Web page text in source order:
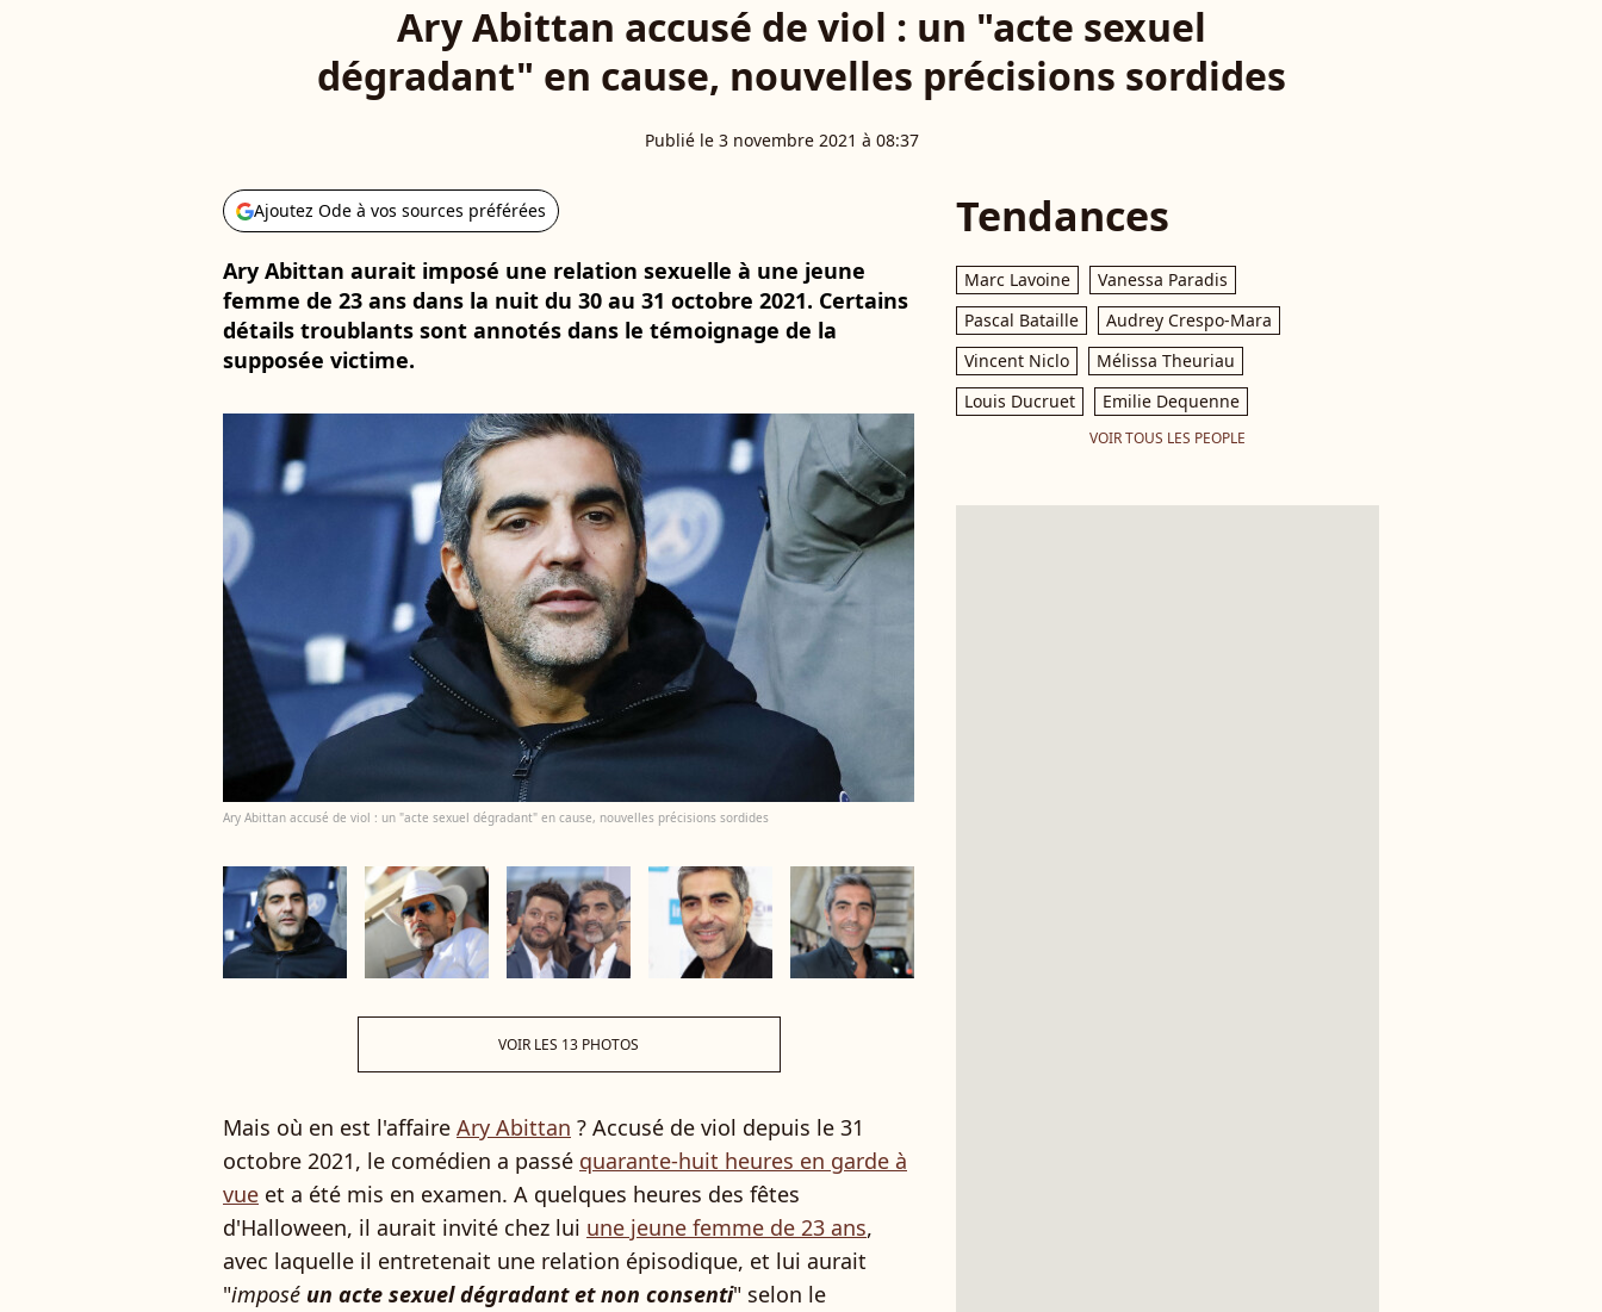
Ary Abittan accusé de viol : un "acte sexuel
dégradant" en cause, nouvelles précisions sordides
Publié le 3 novembre 2021 à 08:37
Ajoutez Ode à vos sources préférées
Ary Abittan aurait imposé une relation sexuelle à une jeune
femme de 23 ans dans la nuit du 30 au 31 octobre 2021. Certains
détails troublants sont annotés dans le témoignage de la
supposée victime.
Ary Abittan accusé de viol : un "acte sexuel dégradant" en cause, nouvelles précisions sordides
VOIR LES 13 PHOTOS
Mais où en est l'affaire Ary Abittan ? Accusé de viol depuis le 31
octobre 2021, le comédien a passé quarante-huit heures en garde à
vue et a été mis en examen. A quelques heures des fêtes
d'Halloween, il aurait invité chez lui une jeune femme de 23 ans,
avec laquelle il entretenait une relation épisodique, et lui aurait
"imposé un acte sexuel dégradant et non consenti" selon le
Tendances
Marc Lavoine
Vanessa Paradis
Pascal Bataille
Audrey Crespo-Mara
Vincent Niclo
Mélissa Theuriau
Louis Ducruet
Emilie Dequenne
VOIR TOUS LES PEOPLE